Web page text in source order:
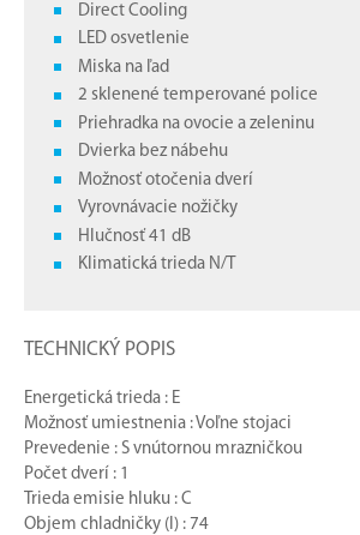
Direct Cooling
LED osvetlenie
Miska na ľad
2 sklenené temperované police
Priehradka na ovocie a zeleninu
Dvierka bez nábehu
Možnosť otočenia dverí
Vyrovnávacie nožičky
Hlučnosť 41 dB
Klimatická trieda N/T
TECHNICKÝ POPIS
Energetická trieda : E
Možnosť umiestnenia : Voľne stojaci
Prevedenie : S vnútornou mrazničkou
Počet dverí : 1
Trieda emisie hluku : C
Objem chladničky (l) : 74